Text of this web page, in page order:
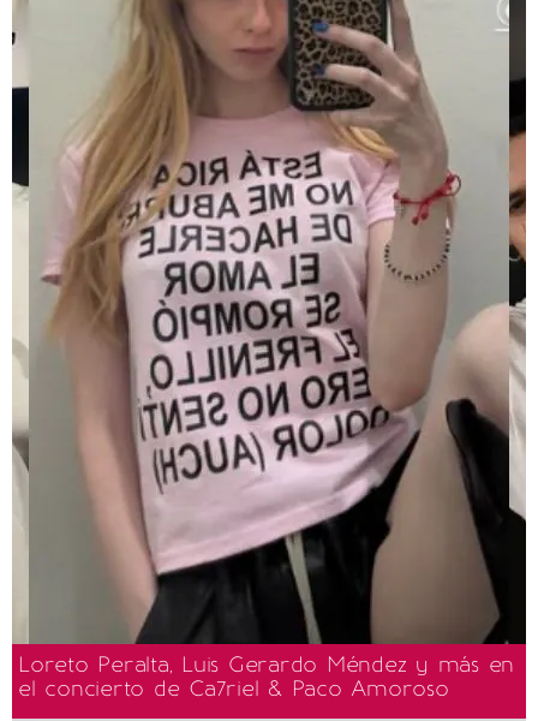
Loreto Peralta, Luis Gerardo Méndez y más en
el concierto de Ca7riel & Paco Amoroso